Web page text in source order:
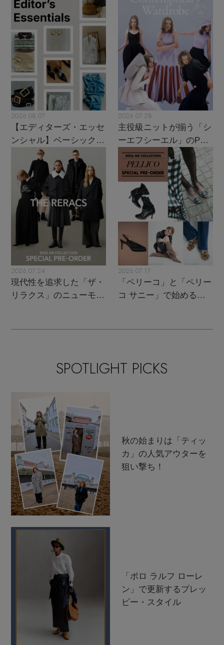
2026.08.07
【エディターズ・エッセ
ンシャル】ベーシックと
トレンドが交差する16の
2026.07.28
主役級ニットが揃う「シ
ーエフシーエル」のPOP
UPがスタート
2026.07.24
現代性を追求した「ザ・
リラクス」のニューモダ
2026.07.17
「ペリーコ」と「ペリー
コ サニー」で始める秋
SPOTLIGHT PICKS
秋の始まりは「ティッ
カ」の人気アウターを
狙い撃ち！
「ポロ ラルフ ローレ
ン」で更新するプレッ
ピー・スタイル